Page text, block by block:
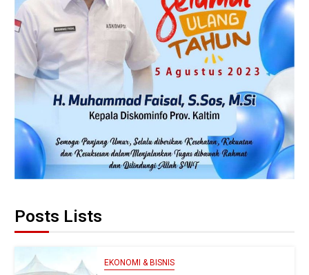
Posts Lists
EKONOMI & BISNIS